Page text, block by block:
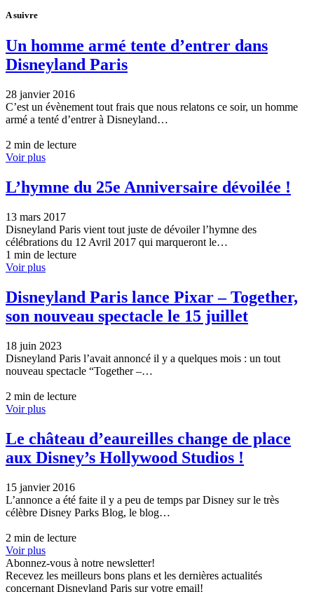
A suivre
Un homme armé tente d’entrer dans
Disneyland Paris
28 janvier 2016
C’est un évènement tout frais que nous relatons ce soir, un homme
armé a tenté d’entrer à Disneyland…
2 min de lecture
Voir plus
L’hymne du 25e Anniversaire dévoilée !
13 mars 2017
Disneyland Paris vient tout juste de dévoiler l’hymne des
célébrations du 12 Avril 2017 qui marqueront le…
1 min de lecture
Voir plus
Disneyland Paris lance Pixar – Together,
son nouveau spectacle le 15 juillet
18 juin 2023
Disneyland Paris l’avait annoncé il y a quelques mois : un tout
nouveau spectacle “Together –…
2 min de lecture
Voir plus
Le château d’eaureilles change de place
aux Disney’s Hollywood Studios !
15 janvier 2016
L’annonce a été faite il y a peu de temps par Disney sur le très
célèbre Disney Parks Blog, le blog…
2 min de lecture
Voir plus
Abonnez-vous à notre newsletter!
Recevez les meilleurs bons plans et les dernières actualités
concernant Disneyland Paris sur votre email!